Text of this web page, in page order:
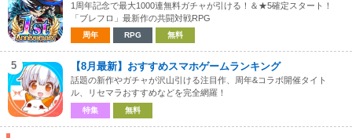
1周年記念で最大1000連無料ガチャが引ける！＆★5確定スタート！
「ブレフロ」最新作の共闘対戦RPG
周年 RPG 無料
5 【8月最新】おすすめスマホゲームランキング
話題の新作やガチャが沢山引ける注目作、周年&コラボ開催タイト
ル、リセマラおすすめなどを完全網羅！
特集 無料